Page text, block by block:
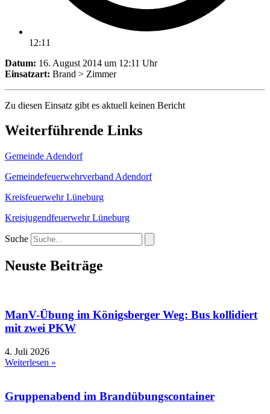
12:11
Datum: 16. August 2014 um 12:11 Uhr
Einsatzart: Brand > Zimmer
Zu diesen Einsatz gibt es aktuell keinen Bericht
Weiterführende Links
Gemeinde Adendorf
Gemeindefeuerwehrverband Adendorf
Kreisfeuerwehr Lüneburg
Kreisjugendfeuerwehr Lüneburg
Suche
Neuste Beiträge
ManV-Übung im Königsberger Weg: Bus kollidiert
mit zwei PKW
4. Juli 2026
Weiterlesen »
Gruppenabend im Brandübungscontainer